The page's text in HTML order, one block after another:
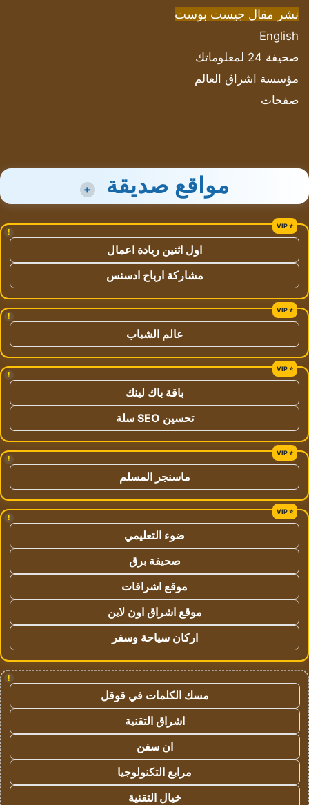
نشر مقال جيست بوست
English
صحيفة 24 لمعلوماتك
مؤسسة اشراق العالم
صفحات
مواقع صديقة +
!
اول اثنين ريادة اعمال
مشاركة ارباح ادسنس
!
عالم الشباب
!
باقة باك لينك
تحسين SEO سلة
!
ماسنجر المسلم
!
ضوء التعليمي
صحيفة برق
موقع اشراقات
موقع اشراق اون لاين
اركان سياحة وسفر
!
مسك الكلمات في قوقل
اشراق التقنية
ان سفن
مرابع التكنولوجيا
خيال التقنية